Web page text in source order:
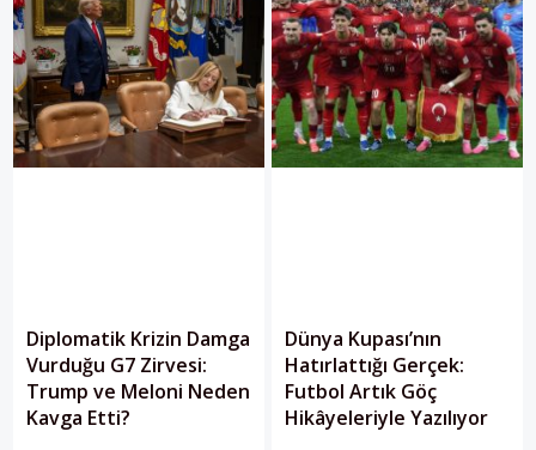
Diplomatik Krizin Damga
Vurduğu G7 Zirvesi:
Trump ve Meloni Neden
Kavga Etti?
Dünya Kupası’nın
Hatırlattığı Gerçek:
Futbol Artık Göç
Hikâyeleriyle Yazılıyor